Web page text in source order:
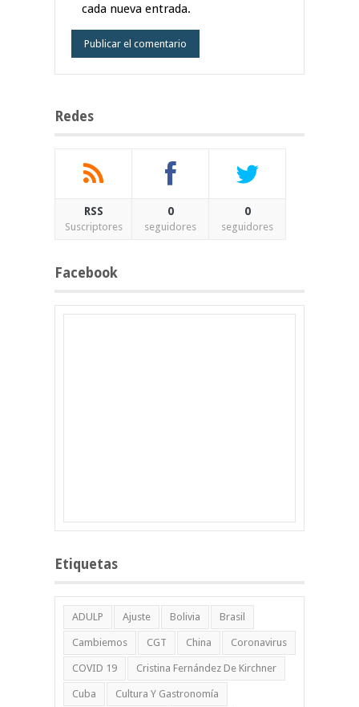
cada nueva entrada.
Redes
RSS
Suscriptores
0
seguidores
0
seguidores
Facebook
Etiquetas
ADULP Ajuste Bolivia Brasil
Cambiemos CGT China Coronavirus
COVID 19 Cristina Fernández De Kirchner
Cuba Cultura Y Gastronomía